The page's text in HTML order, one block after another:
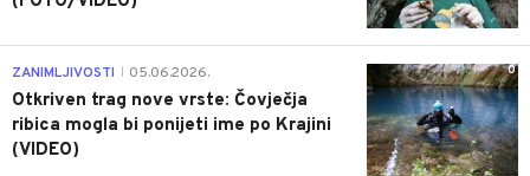
0
ZANIMLJIVOSTI 05.06.2026.
Otkriven trag nove vrste: Čovječja
ribica mogla bi ponijeti ime po Krajini
(VIDEO)